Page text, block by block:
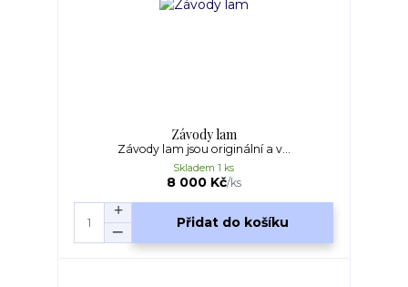
Závody lam
Závody lam jsou originální a v...
8 000 Kč/ks
Skladem 1 ks
Přidat do košíku